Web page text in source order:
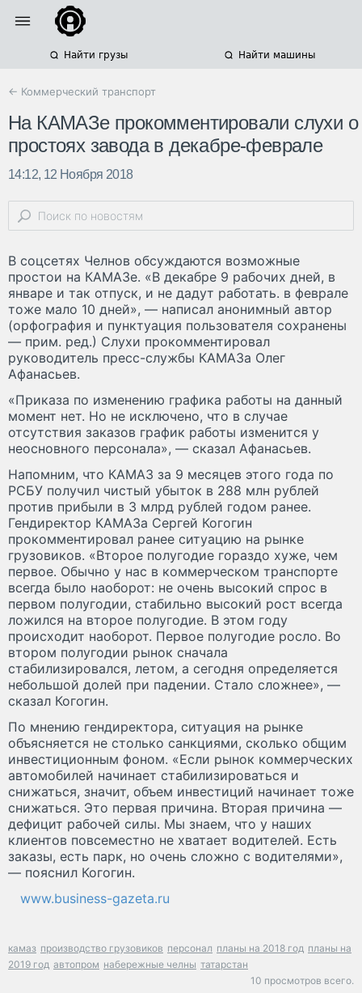
Найти грузы Найти машины
← Коммерческий транспорт
На КАМАЗе прокомментировали слухи о
простоях завода в декабре-феврале
14:12, 12 Ноября 2018
В соцсетях Челнов обсуждаются возможные
простои на КАМАЗе. «В декабре 9 рабочих дней, в
январе и так отпуск, и не дадут работать. в феврале
тоже мало 10 дней», — написал анонимный автор
(орфография и пунктуация пользователя сохранены
— прим. ред.) Слухи прокомментировал
руководитель пресс-службы КАМАЗа Олег
Афанасьев.
«Приказа по изменению графика работы на данный
момент нет. Но не исключено, что в случае
отсутствия заказов график работы изменится у
неосновного персонала», — сказал Афанасьев.
Напомним, что КАМАЗ за 9 месяцев этого года по
РСБУ получил чистый убыток в 288 млн рублей
против прибыли в 3 млрд рублей годом ранее.
Гендиректор КАМАЗа Сергей Когогин
прокомментировал ранее ситуацию на рынке
грузовиков. «Второе полугодие гораздо хуже, чем
первое. Обычно у нас в коммерческом транспорте
всегда было наоборот: не очень высокий спрос в
первом полугодии, стабильно высокий рост всегда
ложился на второе полугодие. В этом году
происходит наоборот. Первое полугодие росло. Во
втором полугодии рынок сначала
стабилизировался, летом, а сегодня определяется
небольшой долей при падении. Стало сложнее», —
сказал Когогин.
По мнению гендиректора, ситуация на рынке
объясняется не столько санкциями, сколько общим
инвестиционным фоном. «Если рынок коммерческих
автомобилей начинает стабилизироваться и
снижаться, значит, объем инвестиций начинает тоже
снижаться. Это первая причина. Вторая причина —
дефицит рабочей силы. Мы знаем, что у наших
клиентов повсеместно не хватает водителей. Есть
заказы, есть парк, но очень сложно с водителями»,
— пояснил Когогин.
www.business-gazeta.ru
камаз производство грузовиков персонал планы на 2018 год планы на
2019 год автопром набережные челны татарстан
10 просмотров всего.